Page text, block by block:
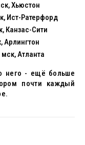
Хьюстон
Ист-Ратерфорд
Канзас-Сити
Арлингтон
Атланта
него - ещё больше
почти каждый